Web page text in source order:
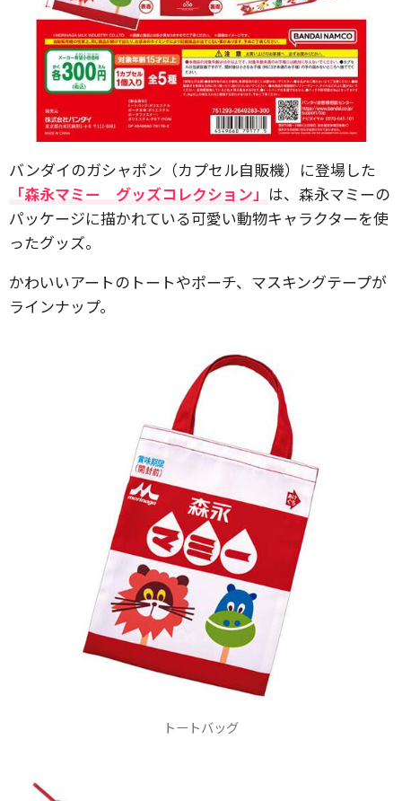
バンダイのガシャポン（カプセル自販機）に登場した
「森永マミー グッズコレクション」 は、森永マミーの
パッケージに描かれている可愛い動物キャラクターを使
ったグッズ。
かわいいアートのトートやポーチ、マスキングテープが
ラインナップ。
トートバッグ